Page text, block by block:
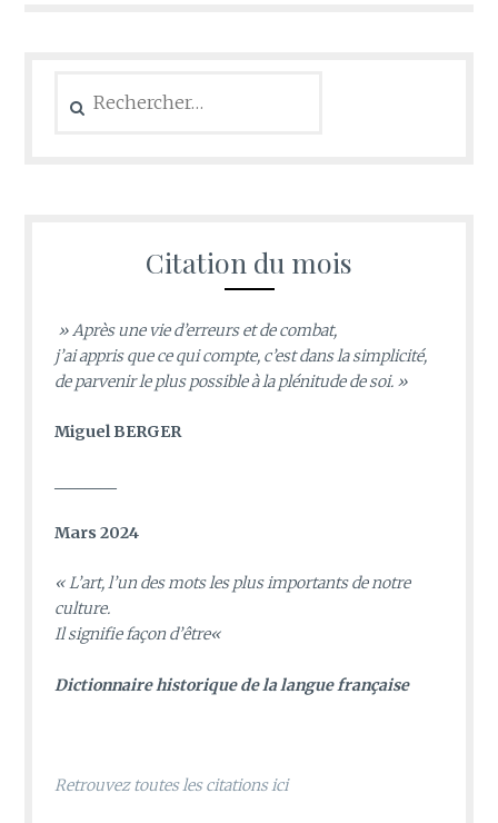
Citation du mois
» Après une vie d’erreurs et de combat,
j’ai appris que ce qui compte, c’est dans la simplicité,
de parvenir le plus possible à la plénitude de soi. »
Miguel BERGER
Mars 2024
«L’art, l’un des mots les plus importants de notre
culture.
Il signifie façon d’être«
Dictionnaire historique de la langue française
Retrouvez toutes les citations ici